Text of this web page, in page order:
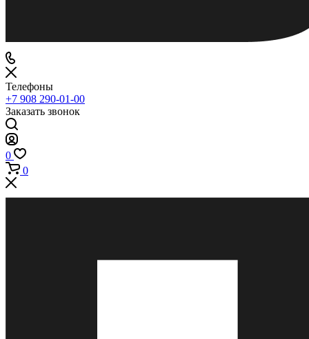
Телефоны
+7 908 290-01-00
Заказать звонок
0
0